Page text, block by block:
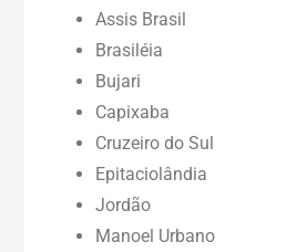
Paraíba (PB)
Assis Brasil
Brasiléia
Bujari
Capixaba
Cruzeiro do Sul
Epitaciolândia
Jordão
Manoel Urbano